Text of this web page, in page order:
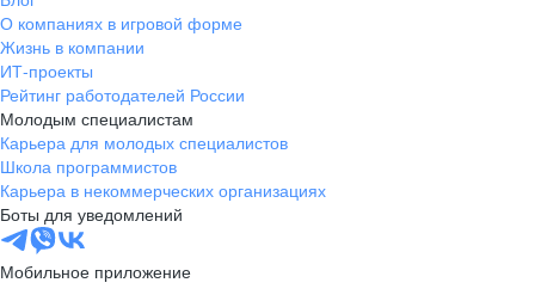
О компаниях в игровой форме
Жизнь в компании
ИТ-проекты
Рейтинг работодателей России
Молодым специалистам
Карьера для молодых специалистов
Школа программистов
Карьера в некоммерческих организациях
Боты для уведомлений
Мобильное приложение